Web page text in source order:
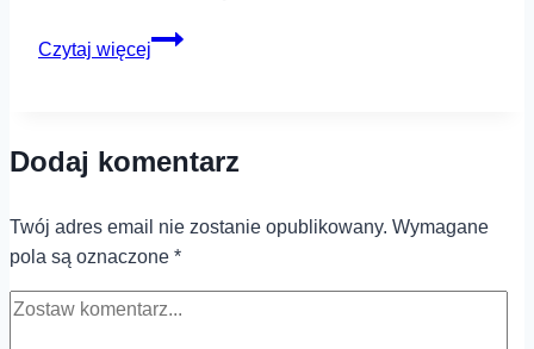
Czytaj więcej
Jak
Dodaj komentarz
Twój adres email nie zostanie opublikowany. Wymagane
pola są oznaczone *